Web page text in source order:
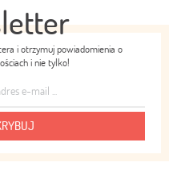
i otrzymuj powiadomienia o
i nie tylko!